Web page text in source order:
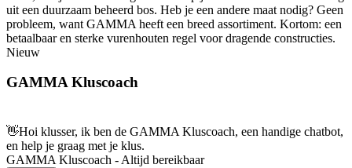
uit een duurzaam beheerd bos. Heb je een andere maat nodig? Geen
probleem, want GAMMA heeft een breed assortiment. Kortom: een
betaalbaar en sterke vurenhouten regel voor dragende constructies.
Nieuw
GAMMA Kluscoach
👋Hoi klusser, ik ben de GAMMA Kluscoach, een handige chatbot,
en help je graag met je klus.
GAMMA Kluscoach - Altijd bereikbaar